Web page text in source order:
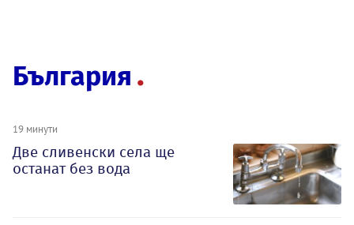
България
19 минути
Две сливенски села ще
останат без вода